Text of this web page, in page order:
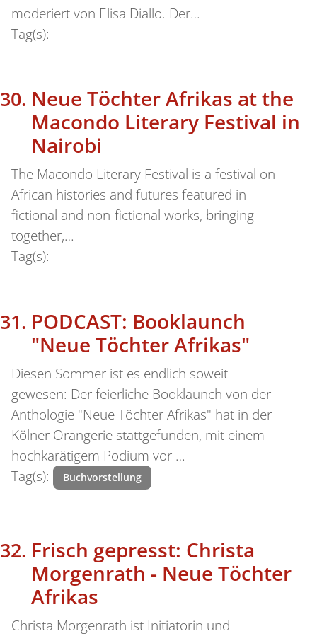
moderiert von Elisa Diallo. Der…
Tag(s):
Neue Töchter Afrikas at the
Macondo Literary Festival in
Nairobi
The Macondo Literary Festival is a festival on
African histories and futures featured in
fictional and non-fictional works, bringing
together,…
Tag(s):
PODCAST: Booklaunch
"Neue Töchter Afrikas"
Diesen Sommer ist es endlich soweit
gewesen: Der feierliche Booklaunch von der
Anthologie "Neue Töchter Afrikas" hat in der
Kölner Orangerie stattgefunden, mit einem
hochkarätigem Podium vor …
Tag(s):
Buchvorstellung
Frisch gepresst: Christa
Morgenrath - Neue Töchter
Afrikas
Christa Morgenrath ist Initiatorin und